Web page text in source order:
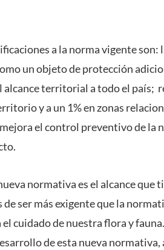
a la norma vigente son:
un objeto de protección
territorial a todo el país;
y a un 1% en zonas
el control preventivo de la
normativa es el alcance que
ser más exigente que la
cuidado de nuestra flora y
de esta nueva